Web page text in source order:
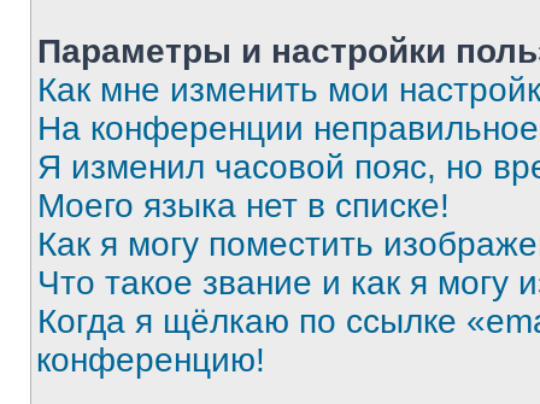
Параметры и настройки
Как мне изменить мои
На конференции
Я изменил часовой пояс, но
Моего языка нет в списке!
Как я могу поместить
Что такое звание и как я могу
Когда я щёлкаю по ссылке
конференцию!